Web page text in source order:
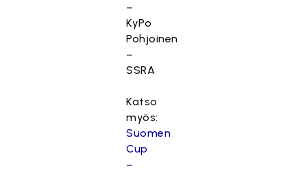
–
KyPo
Pohjoinen
–
SSRA
Katso
myös:
Suomen
Cup
–